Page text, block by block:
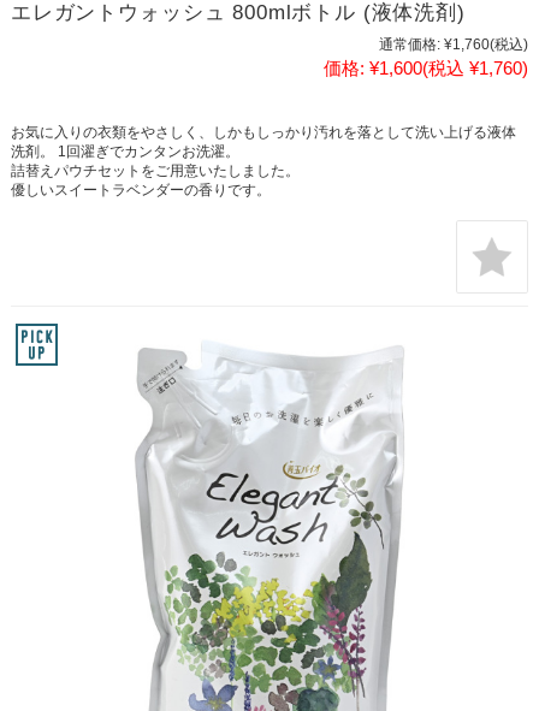
エレガントウォッシュ 800mlボトル (液体洗剤)
通常価格: ¥1,760(税込)
価格: ¥1,600(税込 ¥1,760)
お気に入りの衣類をやさしく、しかもしっかり汚れを落として洗い上げる液体
洗剤。 1回濯ぎでカンタンお洗濯。
詰替えパウチセットをご用意いたしました。
優しいスイートラベンダーの香りです。